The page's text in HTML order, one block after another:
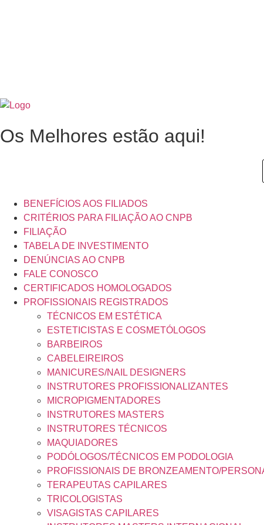
Os Melhores estão aqui!
BENEFÍCIOS AOS FILIADOS
CRITÉRIOS PARA FILIAÇÃO AO CNPB
FILIAÇÃO
TABELA DE INVESTIMENTO
DENÚNCIAS AO CNPB
FALE CONOSCO
CERTIFICADOS HOMOLOGADOS
PROFISSIONAIS REGISTRADOS
TÉCNICOS EM ESTÉTICA
ESTETICISTAS E COSMETÓLOGOS
BARBEIROS
CABELEIREIROS
MANICURES/NAIL DESIGNERS
INSTRUTORES PROFISSIONALIZANTES
MICROPIGMENTADORES
INSTRUTORES MASTERS
INSTRUTORES TÉCNICOS
MAQUIADORES
PODÓLOGOS/TÉCNICOS EM PODOLOGIA
PROFISSIONAIS DE BRONZEAMENTO/
TERAPEUTAS CAPILARES
TRICOLOGISTAS
VISAGISTAS CAPILARES